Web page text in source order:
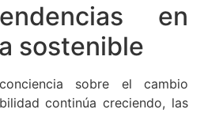
en
sostenible
sobre el cambio
continúa creciendo, las